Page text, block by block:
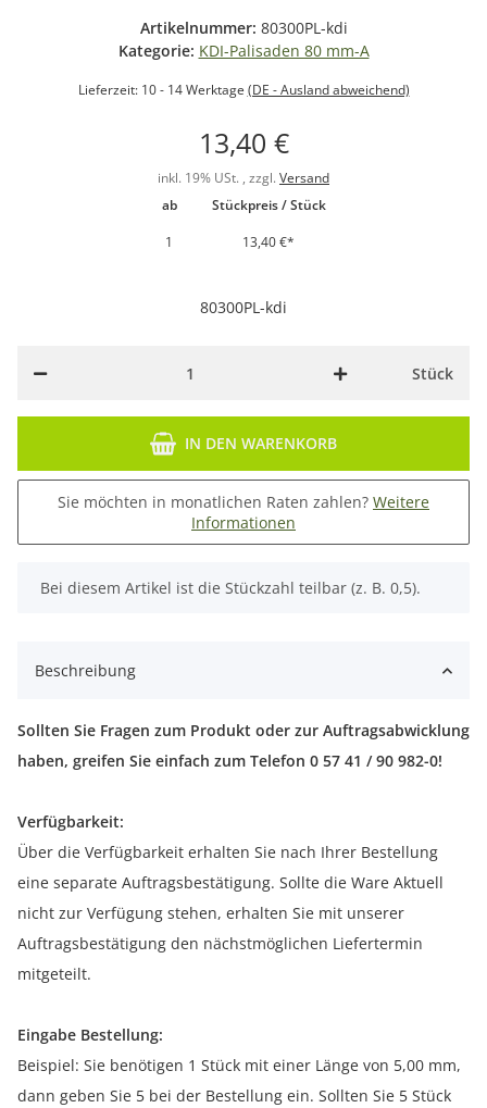
Artikelnummer: 80300PL-kdi
Kategorie: KDI-Palisaden 80 mm-A
Lieferzeit: 10 - 14 Werktage (DE - Ausland abweichend)
13,40 €
inkl. 19% USt. , zzgl. Versand
ab
Stückpreis / Stück
1
13,40 €*
80300PL-kdi
Stück
IN DEN WARENKORB
Sie möchten in monatlichen Raten zahlen? Weitere
Informationen
x
Bei diesem Artikel ist die Stückzahl teilbar (z. B. 0,5).
Beschreibung
Sollten Sie Fragen zum Produkt oder zur Auftragsabwicklung
haben, greifen Sie einfach zum Telefon 0 57 41 / 90 982-0!
Verfügbarkeit:
Über die Verfügbarkeit erhalten Sie nach Ihrer Bestellung
eine separate Auftragsbestätigung. Sollte die Ware Aktuell
nicht zur Verfügung stehen, erhalten Sie mit unserer
Auftragsbestätigung den nächstmöglichen Liefertermin
mitgeteilt.
Eingabe Bestellung:
Beispiel: Sie benötigen 1 Stück mit einer Länge von 5,00 mm,
dann geben Sie 5 bei der Bestellung ein. Sollten Sie 5 Stück